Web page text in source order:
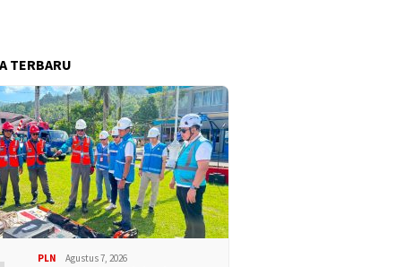
TERBARU
PLN Agustus 7, 2026